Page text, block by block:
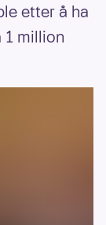
etter å ha
1 million